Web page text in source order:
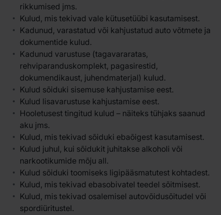
rikkumised jms.
Kulud, mis tekivad vale kütusetüübi kasutamisest.
Kadunud, varastatud või kahjustatud auto võtmete ja
dokumentide kulud.
Kadunud varustuse (tagavararatas,
rehviparanduskomplekt, pagasirestid,
dokumendikaust, juhendmaterjal) kulud.
Kulud sõiduki sisemuse kahjustamise eest.
Kulud lisavarustuse kahjustamise eest.
Hooletusest tingitud kulud – näiteks tühjaks saanud
aku jms.
Kulud, mis tekivad sõiduki ebaõigest kasutamisest.
Kulud juhul, kui sõidukit juhitakse alkoholi või
narkootikumide mõju all.
Kulud sõiduki toomiseks ligipääsmatutest kohtadest.
Kulud, mis tekivad ebasobivatel teedel sõitmisest.
Kulud, mis tekivad osalemisel autovõidusõitudel või
spordiüritustel.